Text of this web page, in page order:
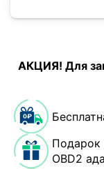
АКЦИЯ! Для
Подарок
OBD2